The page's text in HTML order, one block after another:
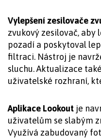
Vylepšení zesilovače
zvukový zesilovač, aby
pozadí a poskytoval
filtraci. Nástroj je
sluchu. Aktualizace
uživatelské rozhraní,
Aplikace Lookout je
uživatelům se slabým
Využívá zabudovaný